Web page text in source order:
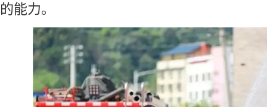
的能力。